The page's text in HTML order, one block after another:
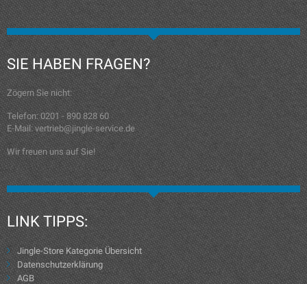
SIE HABEN FRAGEN?
Zögern Sie nicht:
Telefon: 0201 - 890 828 60
E-Mail: vertrieb@jingle-service.de
Wir freuen uns auf Sie!
LINK TIPPS:
Jingle-Store Kategorie Übersicht
Datenschutzerklärung
AGB